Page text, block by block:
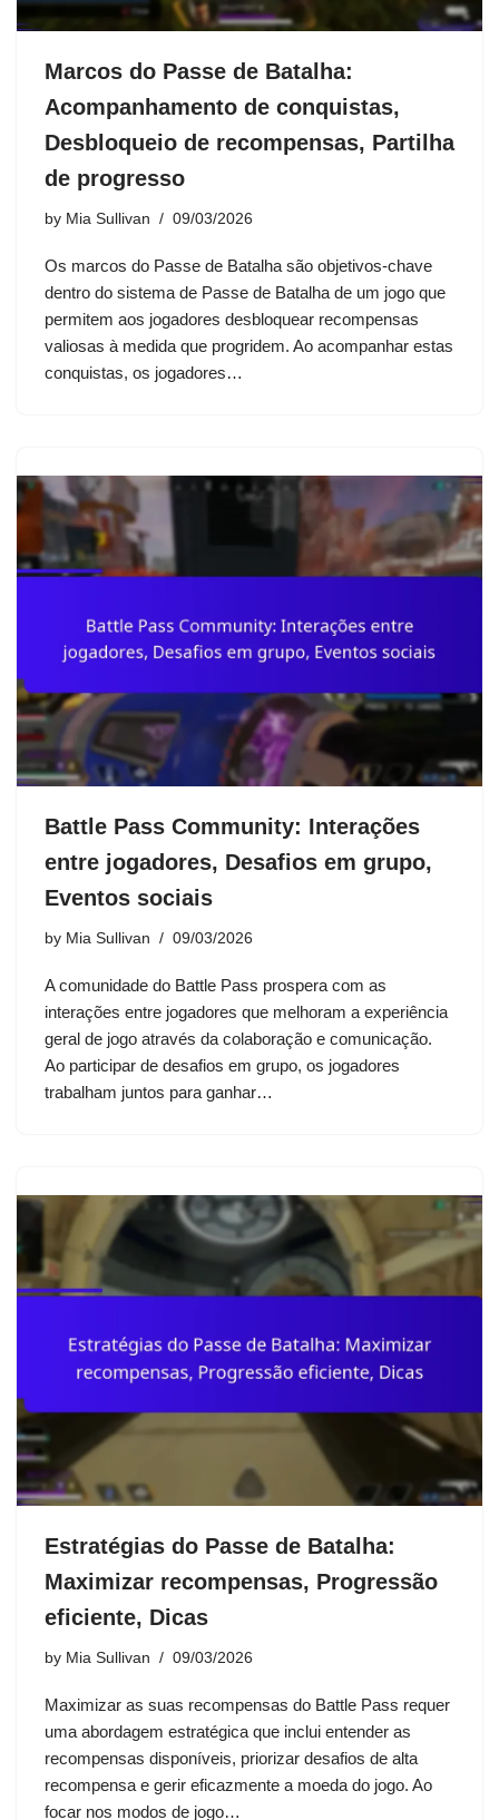
Marcos do Passe de Batalha:
Acompanhamento de conquistas,
Desbloqueio de recompensas, Partilha
de progresso
by Mia Sullivan 09/03/2026
Os marcos do Passe de Batalha são objetivos-chave
dentro do sistema de Passe de Batalha de um jogo que
permitem aos jogadores desbloquear recompensas
valiosas à medida que progridem. Ao acompanhar estas
conquistas, os jogadores…
Battle Pass Community: Interações
entre jogadores, Desafios em grupo,
Eventos sociais
by Mia Sullivan 09/03/2026
A comunidade do Battle Pass prospera com as
interações entre jogadores que melhoram a experiência
geral de jogo através da colaboração e comunicação.
Ao participar de desafios em grupo, os jogadores
trabalham juntos para ganhar…
Estratégias do Passe de Batalha:
Maximizar recompensas, Progressão
eficiente, Dicas
by Mia Sullivan 09/03/2026
Maximizar as suas recompensas do Battle Pass requer
uma abordagem estratégica que inclui entender as
recompensas disponíveis, priorizar desafios de alta
recompensa e gerir eficazmente a moeda do jogo. Ao
focar nos modos de jogo…